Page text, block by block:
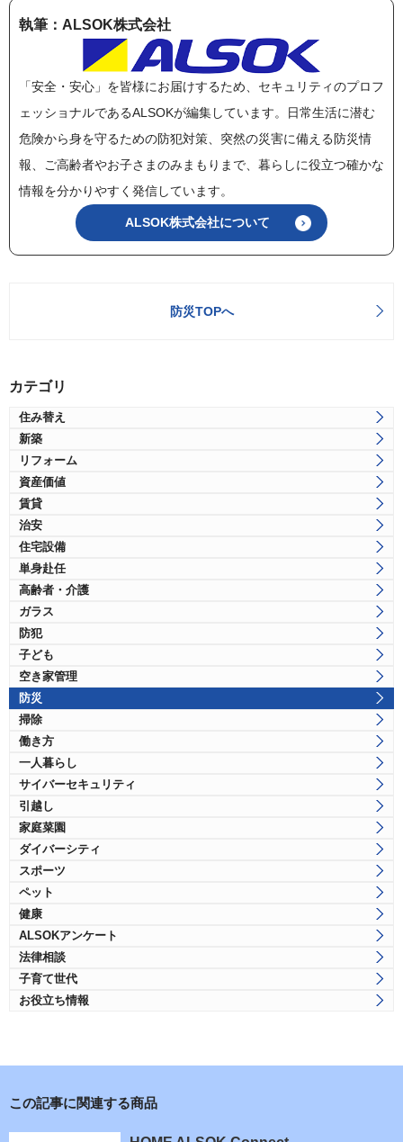
執筆：ALSOK株式会社
「安全・安心」を皆様にお届けするため、セキュリティのプロフ
ェッショナルであるALSOKが編集しています。日常生活に潜む
危険から身を守るための防犯対策、突然の災害に備える防災情
報、ご高齢者やお子さまのみまもりまで、暮らしに役立つ確かな
情報を分かりやすく発信しています。
ALSOK株式会社について
防災TOPへ
カテゴリ
住み替え
新築
リフォーム
資産価値
賃貸
治安
住宅設備
単身赴任
高齢者・介護
ガラス
防犯
子ども
空き家管理
防災
掃除
働き方
一人暮らし
サイバーセキュリティ
引越し
家庭菜園
ダイバーシティ
スポーツ
ペット
健康
ALSOKアンケート
法律相談
子育て世代
お役立ち情報
この記事に関連する商品